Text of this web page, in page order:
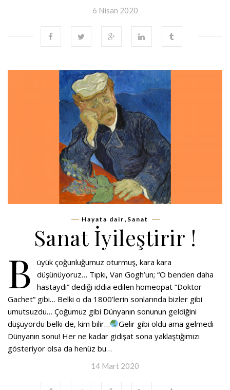
6 Nisan 2020
Hayata dair , Sanat
Sanat İyileştirir !
B
üyük çoğunluğumuz oturmuş, kara kara
düşünüyoruz… Tıpkı, Van Gogh’un; “O benden daha
hastaydı” dediği iddia edilen homeopat “Doktor
Gachet” gibi… Belki o da 1800’lerin sonlarında bizler gibi
umutsuzdu… Çoğumuz gibi Dünyanın sonunun geldiğini
düşüyordu belki de, kim bilir…
Gelir gibi oldu ama gelmedi
Dünyanın sonu! Her ne kadar gidişat sona yaklaştığımızı
gösteriyor olsa da henüz bu…
14 Mart 2020